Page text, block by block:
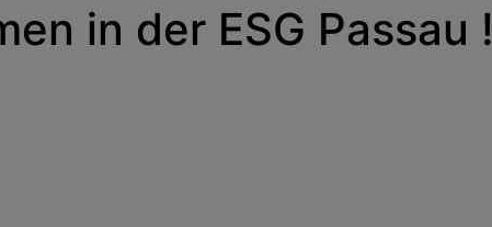
in der ESG Passau !